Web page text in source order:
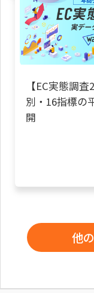
【EC実態調
別・16指標の
開
他